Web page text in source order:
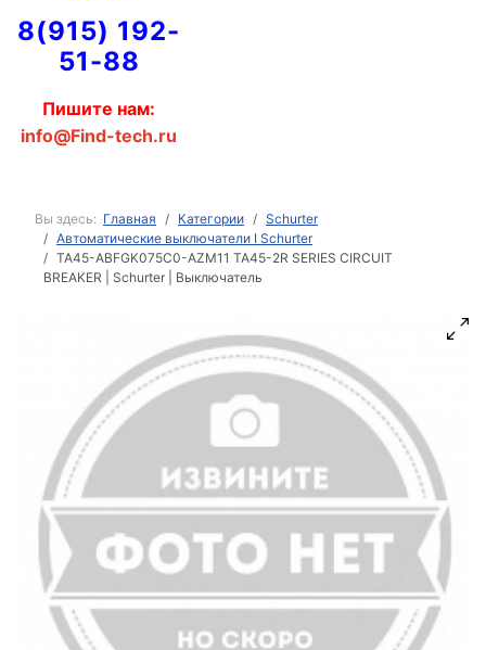
8(915) 192-
51-88
Пишите нам:
info@Find-tech.ru
Вы здесь: Главная Категории
Schurter
Автоматические выключатели I Schurter
TA45-ABFGK075C0-AZM11 TA45-2R SERIES CIRCUIT
BREAKER | Schurter | Выключатель